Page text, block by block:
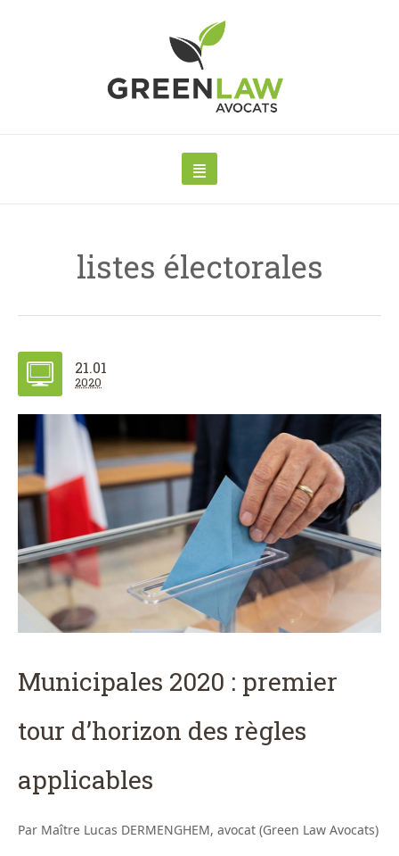
listes électorales
21.01
2020
Municipales 2020 : premier
tour d’horizon des règles
applicables
Par Maître Lucas DERMENGHEM, avocat (Green Law Avocats)